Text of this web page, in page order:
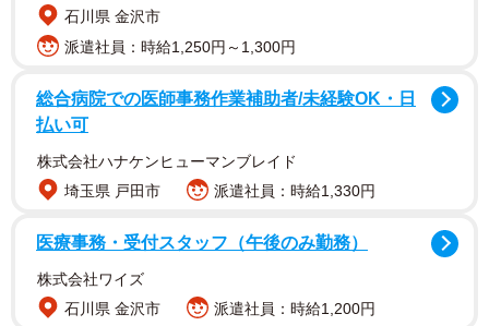
して紙ボール（レシート）くわえて持って来てくれまし
た。以前遊んだ時にどこかへ行ってしまった紙ボールを見
みやびくんの中に楽しい思い出が残っていて、「また遊ぼ
ですね。ふみさんは「おつかい」をしてくれたみやびくん
を見て「愛おしいがとまりませんでした」とふり返ってい
ます。
「はじめてのおつかい」ねこの場合頼んでいない物を届け
てくれる。頼もしい。 pic.twitter.com/AvZHumCxjF
石川県 金沢市
派遣社員：時給1,250円～1,300円
総合病院での医師事務作業補助者/未経験OK・日
払い可
株式会社ハナケンヒューマンブレイド
埼玉県 戸田市
派遣社員：時給1,330円
医療事務・受付スタッフ（午後のみ勤務）
株式会社ワイズ
石川県 金沢市
派遣社員：時給1,200円